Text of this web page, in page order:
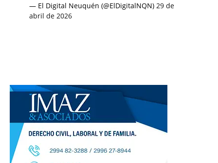
— El Digital Neuquén (@ElDigitalNQN) 29 de
abril de 2026